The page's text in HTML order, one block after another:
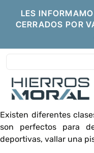
LES
CERRADOS POR
Existen diferentes
son perfectos para
deportivas, vallar una